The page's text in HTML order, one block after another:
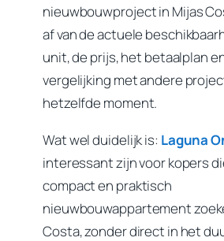
nieuwbouwproject in Mijas
af van de actuele
unit, de prijs, het betaalplan
vergelijking met andere
hetzelfde moment.
Wat wel duidelijk is: Laguna
interessant zijn voor kopers
compact en praktisch
nieuwbouwappartement
Costa, zonder direct in het